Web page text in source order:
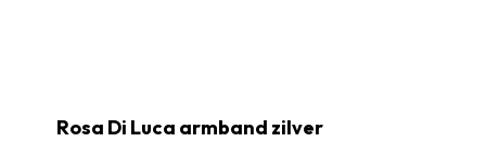
Rosa Di Luca armband zilver